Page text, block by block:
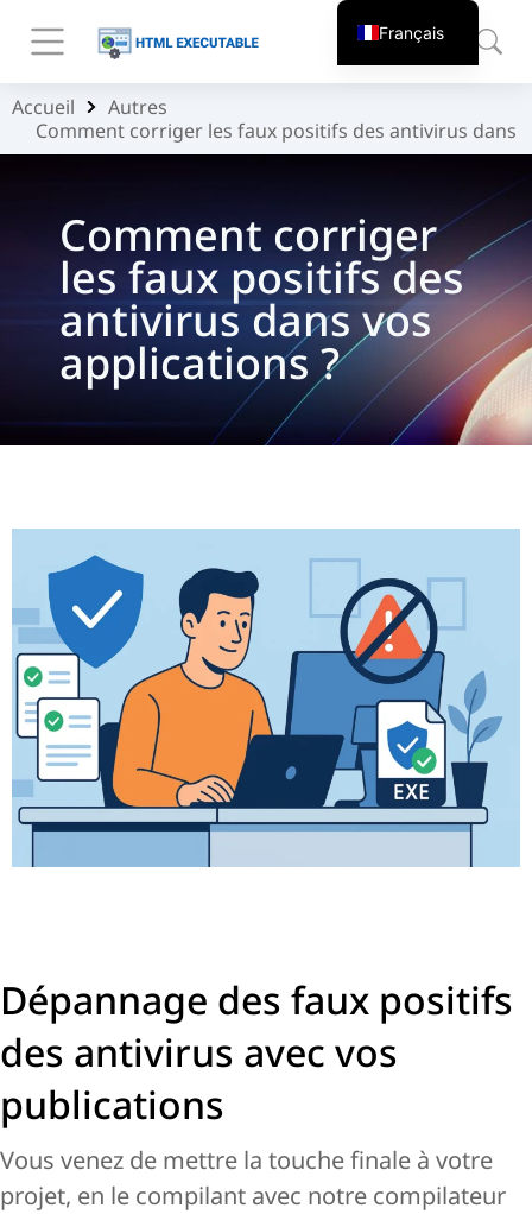
Vous êtes ici :
Accueil
Autres
Comment corriger les faux positifs des antivirus dans
Comment corriger
les faux positifs des
antivirus dans vos
applications ?
Dépannage des faux positifs
des antivirus avec vos
publications
Vous venez de mettre la touche finale à votre
projet, en le compilant avec notre compilateur
Français